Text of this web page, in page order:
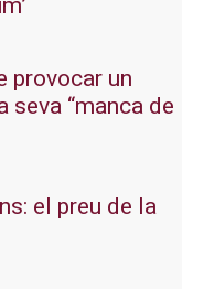
provocar un
seva “manca de
el preu de la